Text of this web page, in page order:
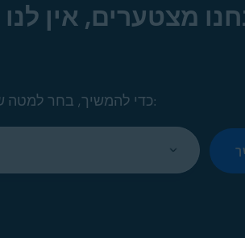
מצטערים, אין
כדי להמשיך, בחר למטה שפה נתמכת: